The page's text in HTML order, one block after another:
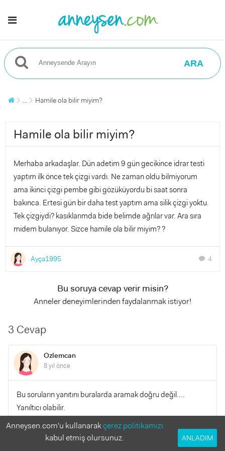
ARA
... Hamile ola bilir miyim?
Hamile ola bilir miyim?
Merhaba arkadaşlar. Dün adetim 9 gün gecikince idrar testi
yaptım ilk önce tek çizgi vardı. Ne zaman oldu bilmiyorum
ama ikinci çizgi pembe gibi gözüküyordu bi saat sonra
bakınca. Ertesi gün bir daha test yaptım ama silik çizgi yoktu.
Tek çizgiydi? kasıklarımda bide belimde ağrılar var. Ara sıra
midem bulanıyor. Sizce hamile ola bilir miyim? ?
Ayça1995 chat 4
Bu soruya cevap verir misin?
Anneler deneyimlerinden faydalanmak istiyor!
3 Cevap
Ozlemcan
8 yıl önce
Bu soruların yanıtını buralarda aramak doğru değil....
Yanıltıcı olabilir.
YANITLA
0
Anneysen.com'u kullanarakçerez politikamızı
kabul etmiş olursunuz.
ANLADIM